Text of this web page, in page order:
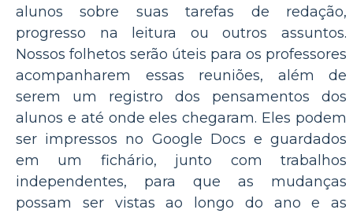
alunos sobre suas tarefas de redação,
progresso na leitura ou outros assuntos.
Nossos folhetos serão úteis para os professores
acompanharem essas reuniões, além de
serem um registro dos pensamentos dos
alunos e até onde eles chegaram. Eles podem
ser impressos no Google Docs e guardados
em um fichário, junto com trabalhos
independentes, para que as mudanças
possam ser vistas ao longo do ano e as